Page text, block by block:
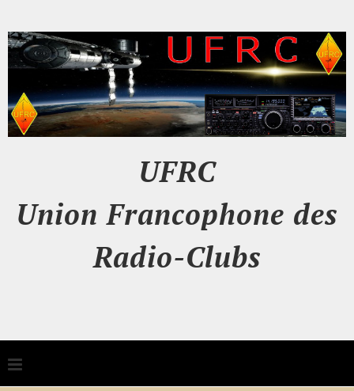
UFRC
Union Francophone des
Radio-Clubs